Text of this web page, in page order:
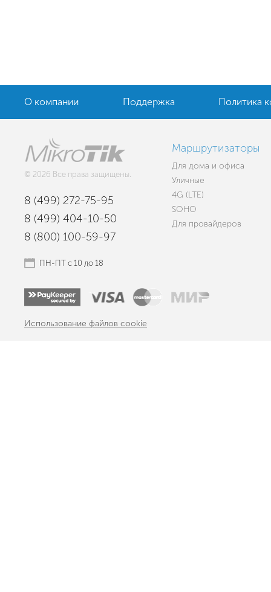
О компании Поддержка Политика
© 2026 Все права защищены.
8 (499) 272-75-95
8 (499) 404-10-50
8 (800) 100-59-97
ПН-ПТ с 10 до 18
Маршрутизаторы
Для дома и офиса
Уличные
4G (LTE)
SOHO
Для провайдеров
Использование файлов cookie